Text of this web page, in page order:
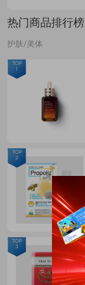
热门商品排行榜
护肤/美体
TOP
1
TOP
2
TOP
3